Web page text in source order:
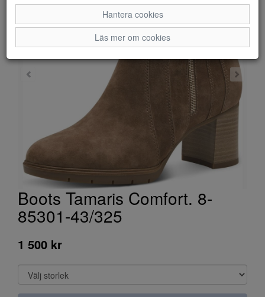
Boots Tamaris Comfort. 8-
85301-43/325
1 500 kr
Hantera cookies
Läs mer om cookies